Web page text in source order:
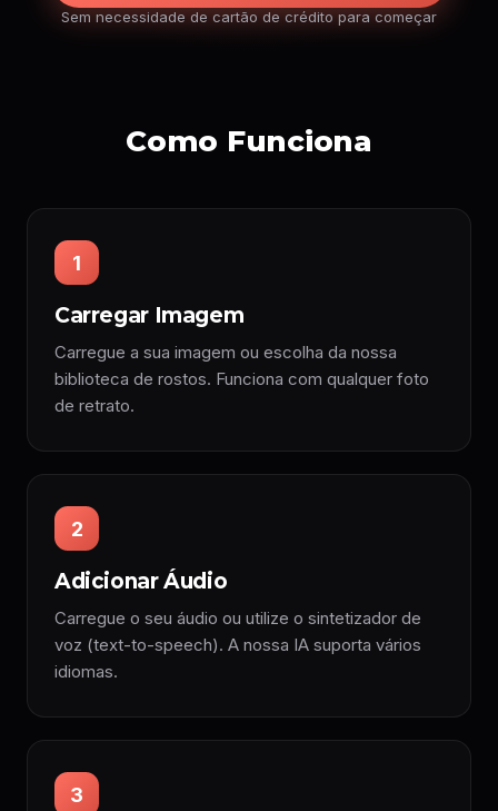
Sem necessidade de cartão de crédito para começar
Como Funciona
1
Carregar Imagem
Carregue a sua imagem ou escolha da nossa
biblioteca de rostos. Funciona com qualquer foto
de retrato.
2
Adicionar Áudio
Carregue o seu áudio ou utilize o sintetizador de
voz (text-to-speech). A nossa IA suporta vários
idiomas.
3